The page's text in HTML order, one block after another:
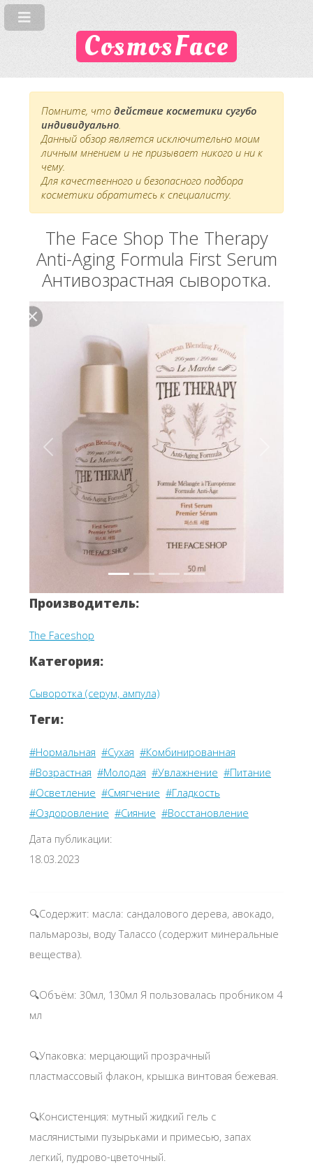
CosmosFace
Помните, что действие косметики сугубо
индивидуально.
Данный обзор является исключительно моим
личным мнением и не призывает никого и ни к
чему.
Для качественного и безопасного подбора
косметики обратитесь к специалисту.
The Face Shop The Therapy
Anti-Aging Formula First Serum
Антивозрастная сыворотка.
Вперёд
Производитель:
The Faceshop
Категория:
Сыворотка (серум, ампула)
Теги:
#Нормальная #Сухая #Комбинированная
#Возрастная #Молодая #Увлажнение #Питание
#Осветление #Смягчение #Гладкость
#Оздоровление #Сияние #Восстановление
Дата публикации:
18.03.2023
🔍Содержит: масла: сандалового дерева, авокадо,
пальмарозы, воду Талассо (содержит минеральные
вещества).
🔍Объём: 30мл, 130мл Я пользовалась пробником 4
мл
🔍Упаковка: мерцающий прозрачный
пластмассовый флакон, крышка винтовая бежевая.
🔍Консистенция: мутный жидкий гель с
маслянистыми пузырьками и примесью, запах
легкий, пудрово-цветочный.